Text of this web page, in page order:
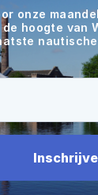
onze
hoogte van